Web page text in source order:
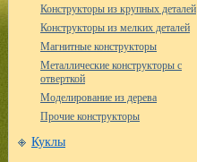
Конструкторы из крупных деталей
Конструкторы из мелких деталей
Магнитные конструкторы
Металлические конструкторы с
отверткой
Моделирование из дерева
Прочие конструкторы
Куклы